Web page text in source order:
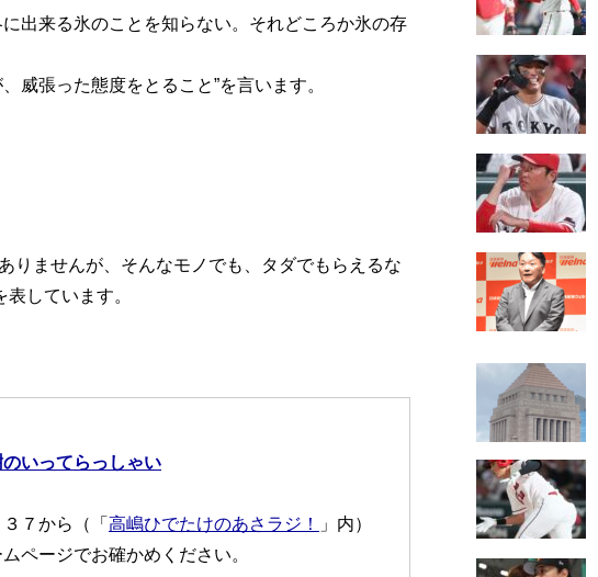
出来る氷のことを知らない。それどころか氷の存
威張った態度をとること”を言います。
りませんが、そんなモノでも、タダでもらえるな
しています。
いってらっしゃい
７から（「 高嶋ひでたけのあさラジ！
」内）
ページでお確かめください。
AD